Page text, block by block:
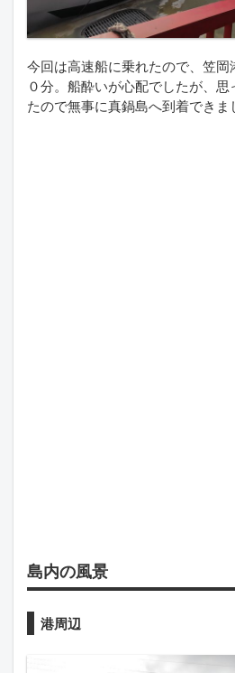
今回は高速船に乗れたので、笠岡
０分。船酔いが心配でしたが、
たので無事に真鍋島へ到着できま
島内の風景
港周辺